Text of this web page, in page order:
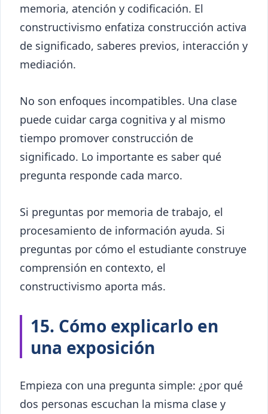
memoria, atención y codificación. El
constructivismo enfatiza construcción activa
de significado, saberes previos, interacción y
mediación.
No son enfoques incompatibles. Una clase
puede cuidar carga cognitiva y al mismo
tiempo promover construcción de
significado. Lo importante es saber qué
pregunta responde cada marco.
Si preguntas por memoria de trabajo, el
procesamiento de información ayuda. Si
preguntas por cómo el estudiante construye
comprensión en contexto, el
constructivismo aporta más.
15. Cómo explicarlo en
una exposición
Empieza con una pregunta simple: ¿por qué
dos personas escuchan la misma clase y